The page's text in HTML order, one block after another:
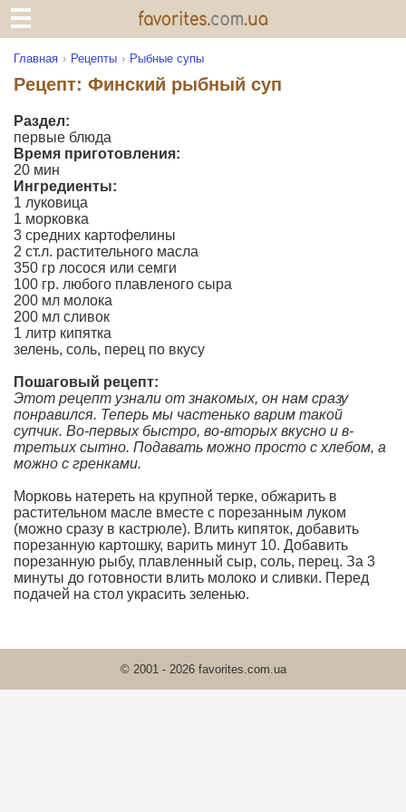
Главная Рецепты Рыбные супы
Рецепт: Финский рыбный суп
Раздел:
первые блюда
Время приготовления:
20 мин
Ингредиенты:
1 луковица
1 морковка
3 средних картофелины
2 ст.л. растительного масла
350 гр лосося или семги
100 гр. любого плавленого сыра
200 мл молока
200 мл сливок
1 литр кипятка
зелень, соль, перец по вкусу
Пошаговый рецепт:
Этот рецепт узнали от знакомых, он нам сразу
понравился. Теперь мы частенько варим такой
супчик. Во-первых быстро, во-вторых вкусно и в-
третьих сытно. Подавать можно просто с хлебом, а
можно с гренками.
Морковь натереть на крупной терке, обжарить в
растительном масле вместе с порезанным луком
(можно сразу в кастрюле). Влить кипяток, добавить
порезанную картошку, варить минут 10. Добавить
порезанную рыбу, плавленный сыр, соль, перец. За 3
минуты до готовности влить молоко и сливки. Перед
подачей на стол украсить зеленью.
© 2001 - 2026 favorites.com.ua